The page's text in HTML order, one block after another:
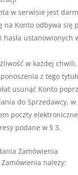
w serwisie jest
na Konto odbywa się
ustanowionych
w każdej
z tego
usunąć Konto
do Sprzedawcy, w
poczty
podane w § 3.
Zamówienia
Zamówienia należy: